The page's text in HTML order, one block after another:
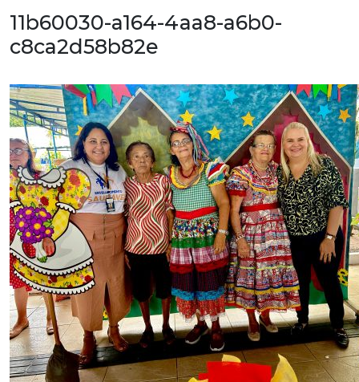
11b60030-a164-4aa8-a6b0-
c8ca2d58b82e